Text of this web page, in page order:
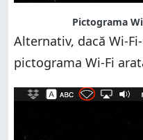
Pictograma
Alternativ, dacă Wi-
pictograma Wi-Fi